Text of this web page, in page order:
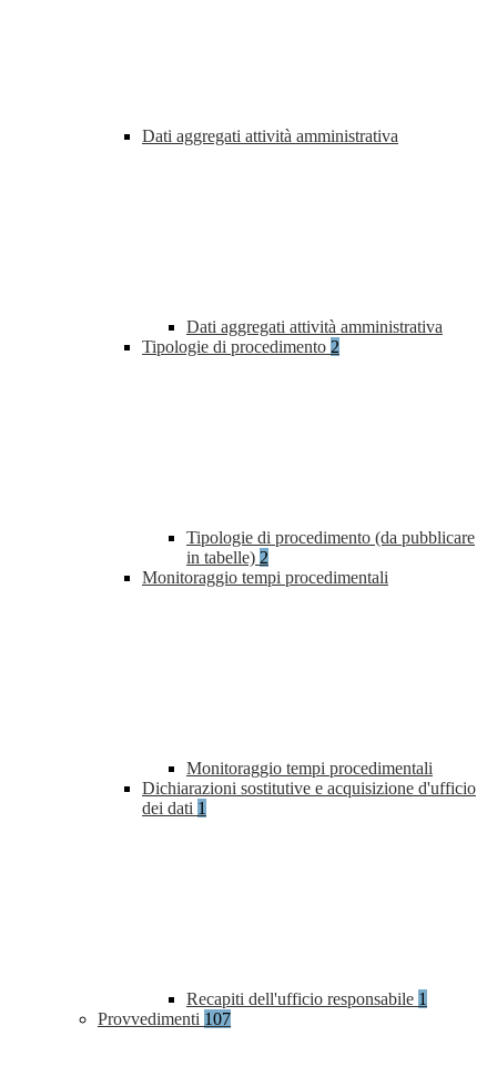
Dati aggregati attività amministrativa
Dati aggregati attività amministrativa
Tipologie di procedimento 2
Tipologie di procedimento (da pubblicare
in tabelle) 2
Monitoraggio tempi procedimentali
Monitoraggio tempi procedimentali
Dichiarazioni sostitutive e acquisizione d'ufficio
dei dati 1
Recapiti dell'ufficio responsabile 1
Provvedimenti 107